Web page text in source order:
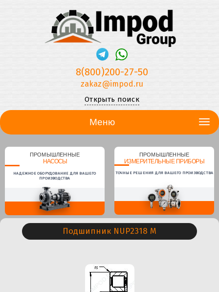
8(800)200-27-50
zakaz@impod.ru
Открыть поиск
Меню
ПРОМЫШЛЕННЫЕ
НАСОСЫ
НАДЕЖНОЕ ОБОРУДОВАНИЕ ДЛЯ ВАШЕГО
ПРОИЗВОДСТВА
ПРОМЫШЛЕННЫЕ
ИЗМЕРИТЕЛЬНЫЕ ПРИБОРЫ
ТОЧНЫЕ РЕШЕНИЯ ДЛЯ ВАШЕГО ПРОИЗВОДСТВА
Подшипник NUP2318 M